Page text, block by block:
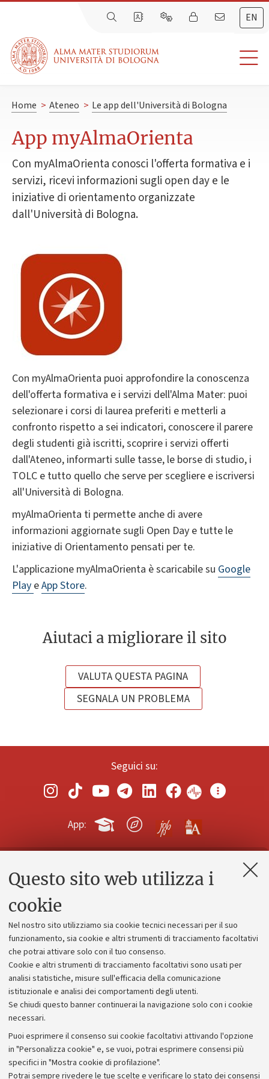
Questo sito web utilizza i
cookie
Nel nostro sito utilizziamo sia cookie tecnici necessari per il suo
funzionamento, sia cookie e altri strumenti di tracciamento facoltativi
che potrai attivare solo con il tuo consenso.
Cookie e altri strumenti di tracciamento facoltativi sono usati per
analisi statistiche, misure sull'efficacia della comunicazione
istituzionale e analisi dei comportamenti degli utenti.
Se chiudi questo banner continuerai la navigazione solo con i cookie
necessari.
Puoi esprimere il consenso sui cookie facoltativi attivando l'opzione
in "Personalizza cookie" e, se vuoi, potrai esprimere consensi più
specifici in "Mostra cookie di profilazione".
Potrai sempre rivedere le tue scelte e verificare lo stato dei consensi
EN
Home > Ateneo > Le app dell'Università di Bologna
App myAlmaOrienta
Con myAlmaOrienta conosci l'offerta formativa e i
servizi, ricevi informazioni sugli open day e le
iniziative di orientamento organizzate
dall'Università di Bologna.
Con myAlmaOrienta puoi approfondire la conoscenza
dell'offerta formativa e i servizi dell'Alma Mater: puoi
selezionare i corsi di laurea preferiti e metterli a
confronto rispetto a sei indicatori, conoscere il parere
degli studenti già iscritti, scoprire i servizi offerti
dall'Ateneo, informarti sulle tasse, le borse di studio, i
TOLC e tutto quello che serve per scegliere e iscriversi
all'Università di Bologna.
myAlmaOrienta ti permette anche di avere
informazioni aggiornate sugli Open Day e tutte le
iniziative di Orientamento pensati per te.
L'applicazione myAlmaOrienta è scaricabile su Google
Play eApp Store.
Aiutaci a migliorare il sito
VALUTA QUESTA PAGINA
SEGNALA UN PROBLEMA
Seguici su:
App:
Contatti e PEC
Alumni community
Piano strategico
Bilanci
Donazioni e 5x1000
Bandi, gare e concorsi
Albo online
Amministrazione trasparente